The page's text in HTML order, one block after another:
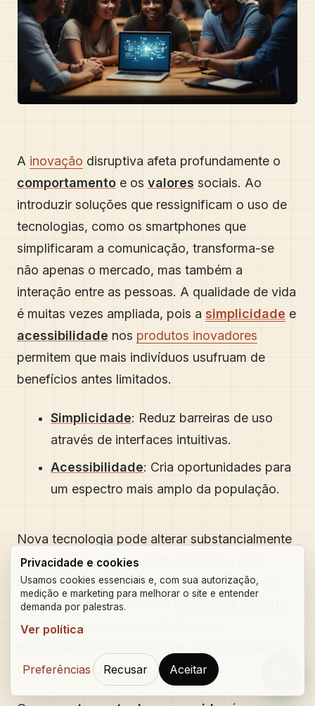
A inovação disruptiva afeta profundamente o
comportamento e os valores sociais. Ao
introduzir soluções que ressignificam o uso de
tecnologias, como os smartphones que
simplificaram a comunicação, transforma-se
não apenas o mercado, mas também a
interação entre as pessoas. A qualidade de vida
é muitas vezes ampliada, pois a simplicidade e
acessibilidade nos produtos inovadores
permitem que mais indivíduos usufruam de
benefícios antes limitados.
Simplicidade: Reduz barreiras de uso
através de interfaces intuitivas.
Acessibilidade: Cria oportunidades para
um espectro mais amplo da população.
Nova tecnologia pode alterar substancialmente
aexperiência do usuário
revisão dos produtos existentes. Eu vejo isso
como um reflexo direto na
pois há uma busca por eficiência e
forma mais assertiva.
Privacidade e cookies
Usamos cookies essenciais e, com sua autorização,
medição e marketing para melhorar o site e entender
demanda por palestras.
Ver política
Preferências Recusar Aceitar